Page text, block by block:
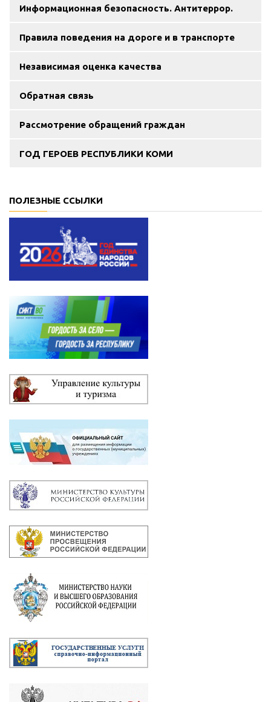
Информационная безопасность. Антитеррор.
Правила поведения на дороге и в транспорте
Независимая оценка качества
Обратная связь
Рассмотрение обращений граждан
ГОД ГЕРОЕВ РЕСПУБЛИКИ КОМИ
ПОЛЕЗНЫЕ ССЫЛКИ